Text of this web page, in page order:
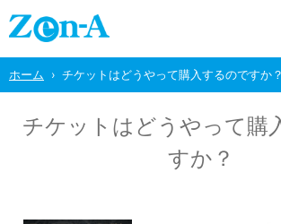
ホーム チケットはどうやって購入するのですか？
チケットはどうやって購
すか？